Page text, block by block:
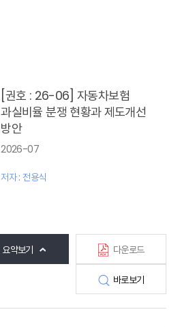
[권호 : 26-06] 자동차보험
과실비율 분쟁 현황과 제도개선
방안
2026-07
저자 : 전용식
요약보기 다운로드
바로보기